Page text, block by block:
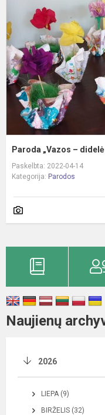
Paroda „Vazos –
Paskelbta: 2022-04-14
Kategorija: Parodos
Naujienų
2026
LIEPA (9)
BIRŽELIS (32)